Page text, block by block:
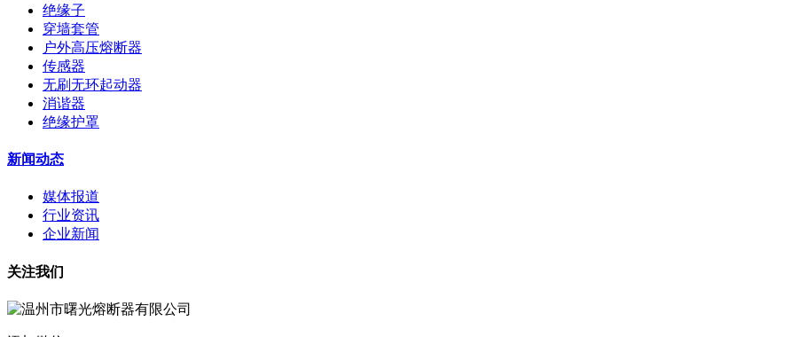
绝缘子
穿墙套管
户外高压熔断器
传感器
无刷无环起动器
消谐器
绝缘护罩
新闻动态
媒体报道
行业资讯
企业新闻
关注我们